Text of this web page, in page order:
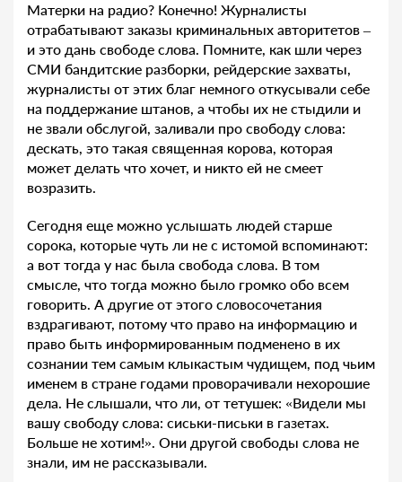
Матерки на радио? Конечно! Журналисты
отрабатывают заказы криминальных авторитетов –
и это дань свободе слова. Помните, как шли через
СМИ бандитские разборки, рейдерские захваты,
журналисты от этих благ немного откусывали себе
на поддержание штанов, а чтобы их не стыдили и
не звали обслугой, заливали про свободу слова:
дескать, это такая священная корова, которая
может делать что хочет, и никто ей не смеет
возразить.
Сегодня еще можно услышать людей старше
сорока, которые чуть ли не с истомой вспоминают:
а вот тогда у нас была свобода слова. В том
смысле, что тогда можно было громко обо всем
говорить. А другие от этого словосочетания
вздрагивают, потому что право на информацию и
право быть информированным подменено в их
сознании тем самым клыкастым чудищем, под чьим
именем в стране годами проворачивали нехорошие
дела. Не слышали, что ли, от тетушек: «Видели мы
вашу свободу слова: сиськи-письки в газетах.
Больше не хотим!». Они другой свободы слова не
знали, им не рассказывали.